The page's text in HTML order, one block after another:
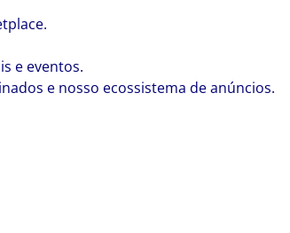
e eventos.
e nosso ecossistema de anúncios.